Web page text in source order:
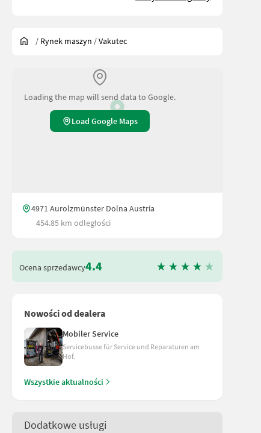
/ Rynek maszyn /Vakutec
Loading the map will send data to Google.
Load Google Maps
4971 Aurolzmünster Dolna Austria
454.85 km odległości
Ocena sprzedawcy4.4
Nowości od dealera
Mobiler Service
Servicebusse für Service und Reparaturen am
Hof.
Wszystkie aktualności
Dodatkowe usługi